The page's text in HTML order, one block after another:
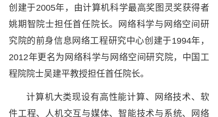
创建于2005年，由计算机科学最高奖图灵奖获得者
姚期智院士担任首任院长。网络科学与网络空间研
究院的前身信息网络工程研究中心创建于1994年，
2012年更名为网络科学与网络空间研究院，中国工
程院院士吴建平教授担任首任院长。
计算机大类现设有高性能计算、网络技术、软
件工程、人机交互与媒体、智能技术与系统、网络